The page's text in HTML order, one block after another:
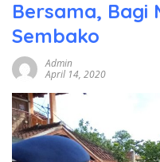
Bersama, Bagi
Sembako
Admin
April 14, 2020